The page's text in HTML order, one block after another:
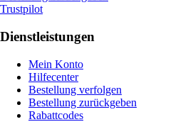
Trustpilot
Dienstleistungen
Mein Konto
Hilfecenter
Bestellung verfolgen
Bestellung zurückgeben
Rabattcodes